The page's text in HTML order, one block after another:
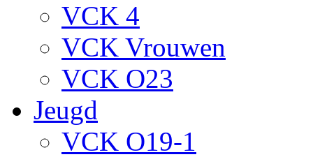
VCK 4
VCK Vrouwen
VCK O23
Jeugd
VCK O19-1